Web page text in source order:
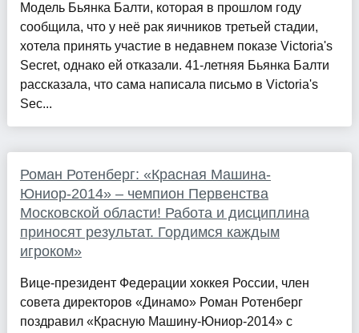
Модель Бьянка Балти, которая в прошлом году
сообщила, что у неё рак яичников третьей стадии,
хотела принять участие в недавнем показе Victoria's
Secret, однако ей отказали. 41-летняя Бьянка Балти
рассказала, что сама написала письмо в Victoria's
Sec...
Роман Ротенберг: «Красная Машина-
Юниор-2014» – чемпион Первенства
Московской области! Работа и дисциплина
приносят результат. Гордимся каждым
игроком»
Вице-президент Федерации хоккея России, член
совета директоров «Динамо» Роман Ротенберг
поздравил «Красную Машину-Юниор-2014» с